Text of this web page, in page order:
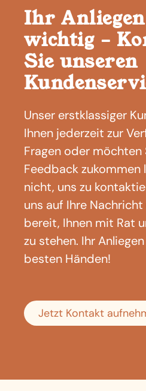
Ihr
wichtig –
Sie unseren
Unser erstklassiger
Ihnen jederzeit zur
Fragen oder möchten
Feedback zukommen
nicht, uns zu
uns auf Ihre
bereit, Ihnen mit Rat
zu stehen. Ihr
besten Händen!
Jetzt Kontakt